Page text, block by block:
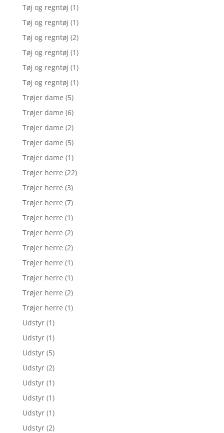
Tøj og regntøj (1)
Tøj og regntøj (1)
Tøj og regntøj (2)
Tøj og regntøj (1)
Tøj og regntøj (1)
Tøj og regntøj (1)
Trøjer dame (5)
Trøjer dame (6)
Trøjer dame (2)
Trøjer dame (5)
Trøjer dame (1)
Trøjer herre (22)
Trøjer herre (3)
Trøjer herre (7)
Trøjer herre (1)
Trøjer herre (2)
Trøjer herre (2)
Trøjer herre (1)
Trøjer herre (1)
Trøjer herre (2)
Trøjer herre (1)
Udstyr (1)
Udstyr (1)
Udstyr (5)
Udstyr (2)
Udstyr (1)
Udstyr (1)
Udstyr (1)
Udstyr (2)